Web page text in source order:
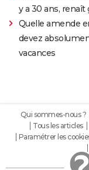
y a 30 ans, renaît
Quelle amende
devez
vacances
Qui sommes-nous ?
Tous les articles
Paramétrer les